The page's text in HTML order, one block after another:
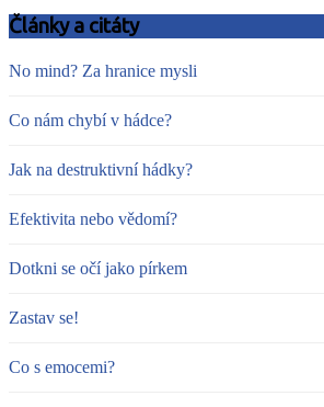
Články a citáty
No mind? Za hranice mysli
Co nám chybí v hádce?
Jak na destruktivní hádky?
Efektivita nebo vědomí?
Dotkni se očí jako pírkem
Zastav se!
Co s emocemi?